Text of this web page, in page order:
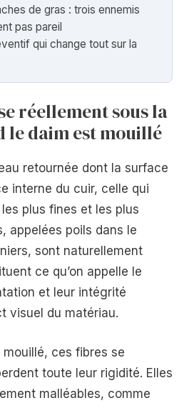
de gras : trois ennemis
pas pareil
qui change tout sur la
réellement sous la
le daim est mouillé
retournée dont la surface
interne du cuir, celle qui
plus fines et les plus
appelées poils dans le
sont naturellement
ce qu’on appelle le
et leur intégrité
visuel du matériau.
ces fibres se
toute leur rigidité. Elles
malléables, comme